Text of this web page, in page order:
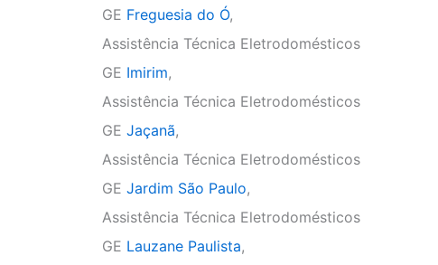
GE Freguesia do Ó,
Assistência Técnica Eletrodomésticos
GE Imirim,
Assistência Técnica Eletrodomésticos
GE Jaçanã,
Assistência Técnica Eletrodomésticos
GE Jardim São Paulo,
Assistência Técnica Eletrodomésticos
GE Lauzane Paulista,